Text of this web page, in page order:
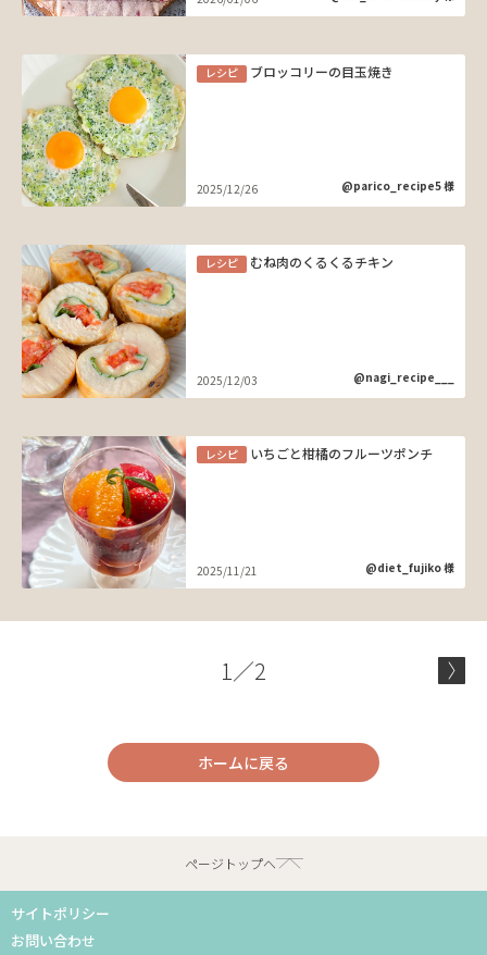
レシピ ブロッコリーの目玉焼き
2025/12/26 @parico_recipe5 様
レシピ むね肉のくるくるチキン
2025/12/03 @nagi_recipe___
レシピ いちごと柑橘のフルーツポンチ
2025/11/21 @diet_fujiko 様
1／2
ホームに戻る
ページトップへ
サイトポリシー
お問い合わせ